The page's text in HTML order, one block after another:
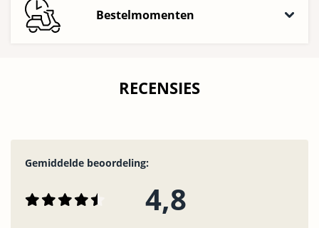
Bestelmomenten
RECENSIES
Gemiddelde beoordeling:
4,8